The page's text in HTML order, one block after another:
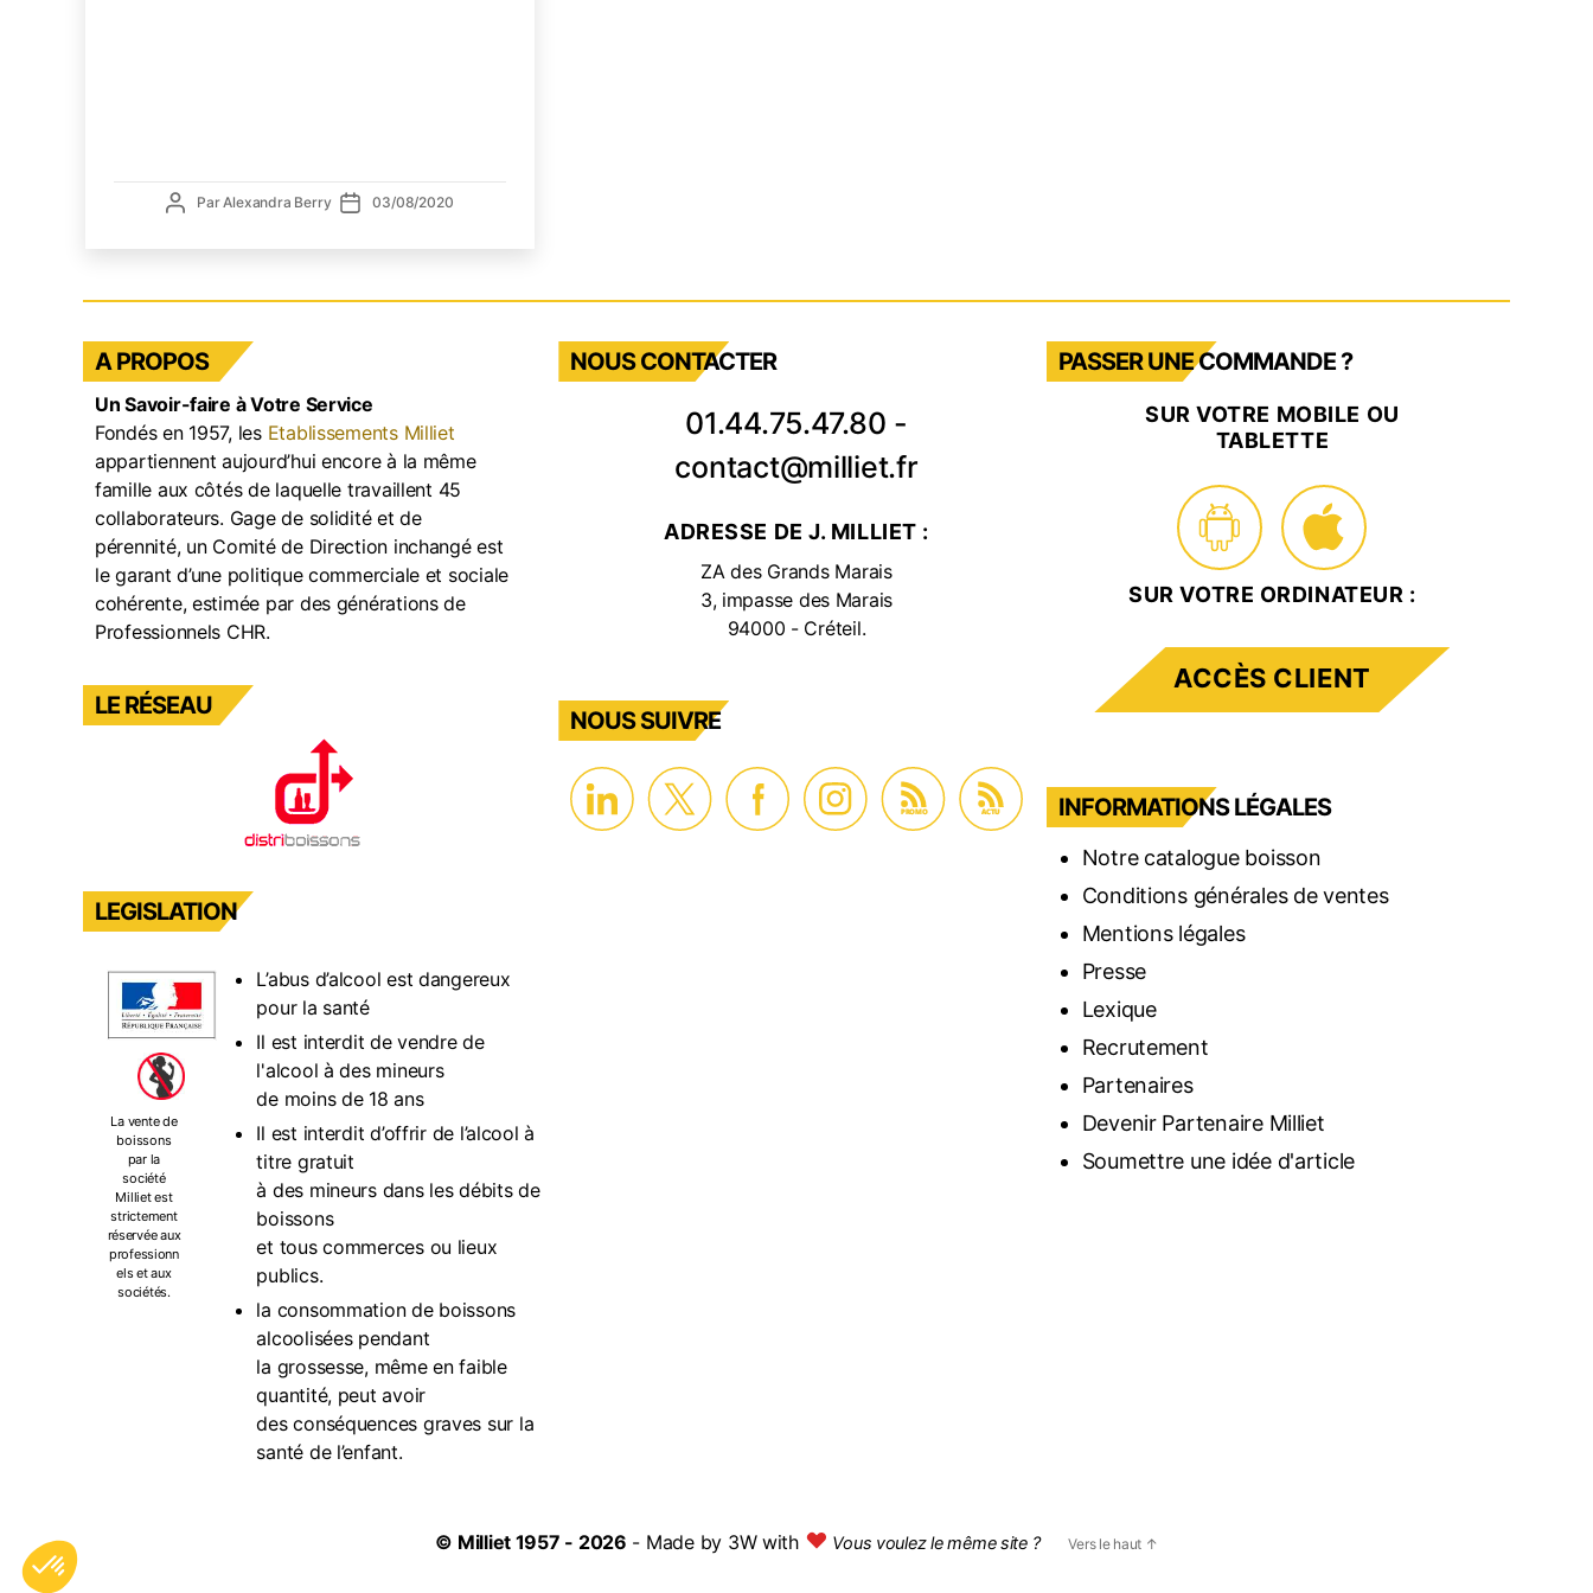
AuteurParAlexandra Berry Date
03/08/2020
A PROPOS
Un Savoir-faire à Votre Service
Fondés en 1957, les Etablissements Milliet
appartiennent aujourd’hui encore à la même
famille aux côtés de laquelle travaillent 45
collaborateurs. Gage de solidité et de
pérennité, un Comité de Direction inchangé est
le garant d’une politique commerciale et sociale
cohérente, estimée par des générations de
Professionnels CHR.
LE RÉSEAU
LEGISLATION
La vente de
boissons
par la
société
Milliet est
strictement
réservée aux
professionn
els et aux
sociétés.
L’abus d’alcool est dangereux
pour la santé
Il est interdit de vendre de
l'alcool à des mineurs
de moins de 18 ans
Il est interdit d’offrir de l’alcool à
titre gratuit
à des mineurs dans les débits de
boissons
et tous commerces ou lieux
publics.
la consommation de boissons
alcoolisées pendant
la grossesse, même en faible
quantité, peut avoir
des conséquences graves sur la
santé de l’enfant.
NOUS CONTACTER
01.44.75.47.80 -
contact@milliet.fr
ADRESSE DE J. MILLIET :
ZA des Grands Marais
3, impasse des Marais
94000 - Créteil.
NOUS SUIVRE
PROMO ACTU
PASSER UNE COMMANDE ?
SUR VOTRE MOBILE OU
TABLETTE
SUR VOTRE ORDINATEUR :
ACCÈS CLIENT
INFORMATIONS LÉGALES
Notre catalogue boisson
Conditions générales de ventes
Mentions légales
Presse
Lexique
Recrutement
Partenaires
Devenir Partenaire Milliet
Soumettre une idée d'article
© Milliet 1957 - 2026 - Made by 3W with Vous voulez le même site ? Vers le haut ↑